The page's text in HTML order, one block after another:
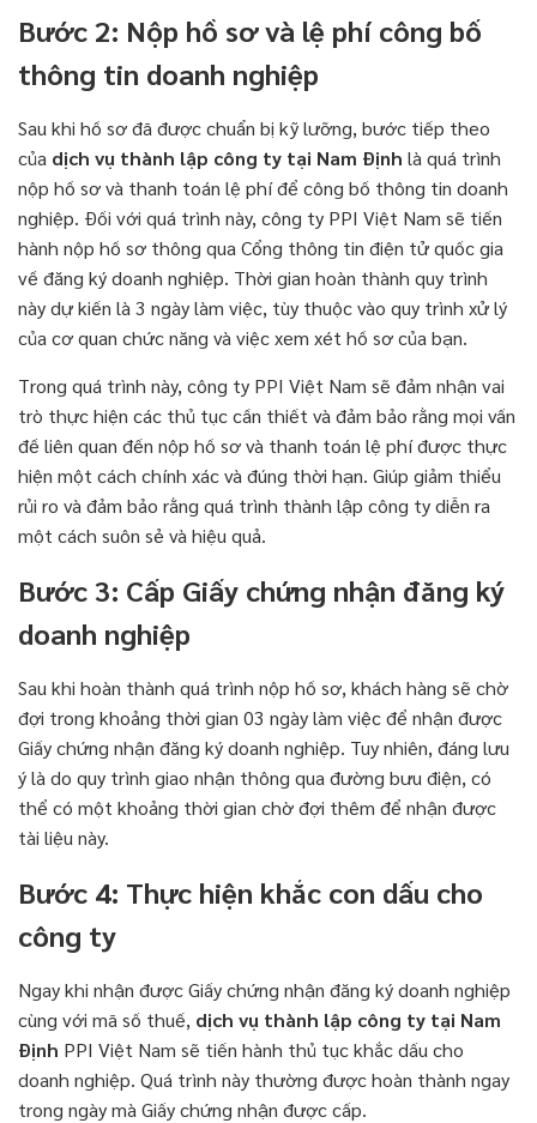
Bước 2: Nộp hồ sơ và lệ phí công bố
thông tin doanh nghiệp
Sau khi hồ sơ đã được chuẩn bị kỹ lưỡng, bước tiếp theo
của dịch vụ thành lập công ty tại Nam Định là quá trình
nộp hồ sơ và thanh toán lệ phí để công bố thông tin doanh
nghiệp. Đối với quá trình này, công ty PPI Việt Nam sẽ tiến
hành nộp hồ sơ thông qua Cổng thông tin điện tử quốc gia
về đăng ký doanh nghiệp. Thời gian hoàn thành quy trình
này dự kiến là 3 ngày làm việc, tùy thuộc vào quy trình xử lý
của cơ quan chức năng và việc xem xét hồ sơ của bạn.
Trong quá trình này, công ty PPI Việt Nam sẽ đảm nhận vai
trò thực hiện các thủ tục cần thiết và đảm bảo rằng mọi vấn
đề liên quan đến nộp hồ sơ và thanh toán lệ phí được thực
hiện một cách chính xác và đúng thời hạn. Giúp giảm thiểu
rủi ro và đảm bảo rằng quá trình thành lập công ty diễn ra
một cách suôn sẻ và hiệu quả.
Bước 3: Cấp Giấy chứng nhận đăng ký
doanh nghiệp
Sau khi hoàn thành quá trình nộp hồ sơ, khách hàng sẽ chờ
đợi trong khoảng thời gian 03 ngày làm việc để nhận được
Giấy chứng nhận đăng ký doanh nghiệp. Tuy nhiên, đáng lưu
ý là do quy trình giao nhận thông qua đường bưu điện, có
thể có một khoảng thời gian chờ đợi thêm để nhận được
tài liệu này.
Bước 4: Thực hiện khắc con dấu cho
công ty
Ngay khi nhận được Giấy chứng nhận đăng ký doanh nghiệp
cùng với mã số thuế, dịch vụ thành lập công ty tại Nam
Định PPI Việt Nam sẽ tiến hành thủ tục khắc dấu cho
doanh nghiệp. Quá trình này thường được hoàn thành ngay
trong ngày mà Giấy chứng nhận được cấp.